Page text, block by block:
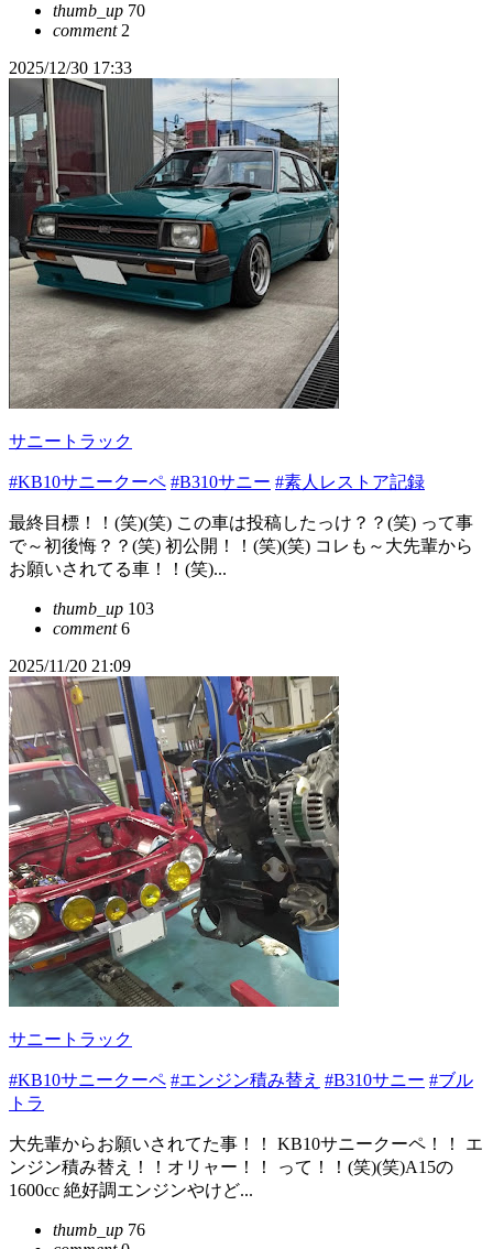
thumb_up 70
comment2
2025/12/30 17:33
サニートラック
#KB10サニークーペ #B310サニー #素人レストア記録
最終目標！！(笑)(笑) この車は投稿したっけ？？(笑) って事
で～初後悔？？(笑) 初公開！！(笑)(笑) コレも～大先輩から
お願いされてる車！！(笑)...
thumb_up 103
comment6
2025/11/20 21:09
サニートラック
#KB10サニークーペ #エンジン積み替え #B310サニー #ブル
トラ
大先輩からお願いされてた事！！ KB10サニークーペ！！ エ
ンジン積み替え！！オリャー！！ って！！(笑)(笑)A15の
1600cc 絶好調エンジンやけど...
thumb_up 76